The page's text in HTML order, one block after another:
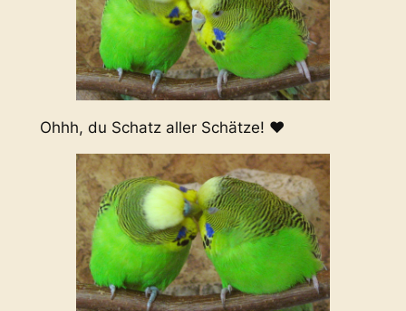
Ohhh, du Schatz aller Schätze! ❤